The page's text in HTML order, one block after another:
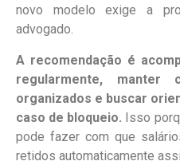
novo modelo exige a
advogado.
A recomendação é
regularmente, manter
organizados e buscar
caso de bloqueio. Isso
pode fazer com que
retidos automaticamente